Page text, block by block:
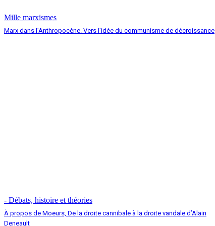
Mille marxismes
Marx dans l’Anthropocène. Vers l’idée du communisme de décroissance
- Débats, histoire et théories
À propos de Moeurs, De la droite cannibale à la droite vandale d’Alain
Deneault